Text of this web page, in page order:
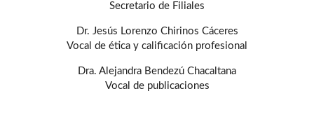
Secretario de Filiales
Dr. Jesús Lorenzo Chirinos Cáceres
Vocal de ética y calificación profesional
Dra. Alejandra Bendezú Chacaltana
Vocal de publicaciones